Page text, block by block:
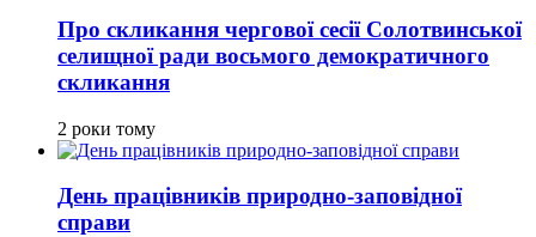
Про скликання чергової сесії Солотвинської
селищної ради восьмого демократичного
скликання
2 роки тому
День працівників природно-заповідної
справи